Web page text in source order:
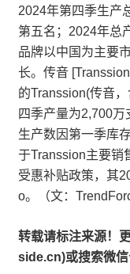
2024年第四季生产
第五名；2024年总
品牌以中国为主要
长。传音
的Transsion(传音
四季产量为2,700
生产数因第一季库
于Transsion主要销
受惠补贴政策，其
o。（文：
转载请标注来源！
side.cn)或搜索微